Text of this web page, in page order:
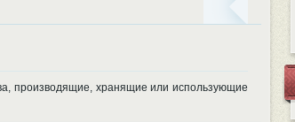
производящие, хранящие или использующие